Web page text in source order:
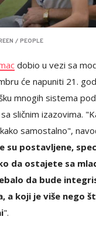
/ PEOPLE
dobio u vezi sa
će napuniti 21.
mnogih sistema
sličnim izazovima.
samostalno",
su postavljene,
da ostajete sa
da bude
a koji je više nego
".